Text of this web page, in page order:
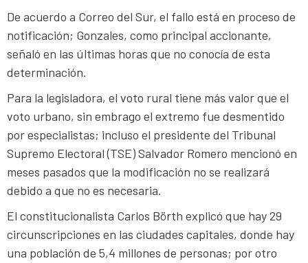
De acuerdo a Correo del Sur, el fallo está en proceso de
notificación; Gonzales, como principal accionante,
señaló en las últimas horas que no conocía de esta
determinación.
Para la legisladora, el voto rural tiene más valor que el
voto urbano, sin embrago el extremo fue desmentido
por especialistas; incluso el presidente del Tribunal
Supremo Electoral (TSE) Salvador Romero mencionó en
meses pasados que la modificación no se realizará
debido a que no es necesaria.
El constitucionalista Carlos Börth explicó que hay 29
circunscripciones en las ciudades capitales, donde hay
una población de 5,4 millones de personas; por otro